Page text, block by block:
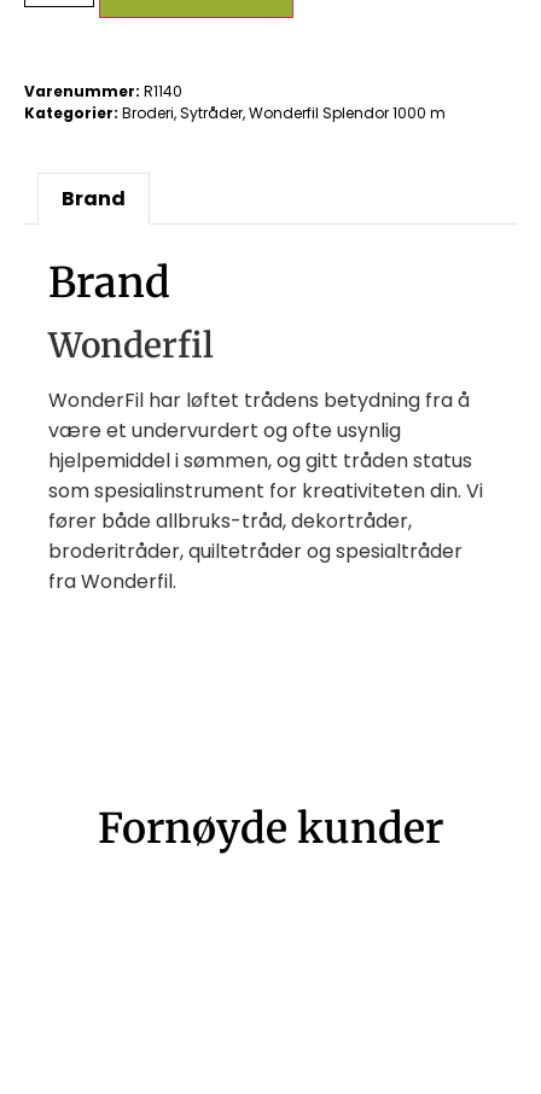
Varenummer: R1140
Kategorier: Broderi,Sytråder,Wonderfil Splendor 1000 m
Brand
Brand
Wonderfil
WonderFil har løftet trådens betydning fra å
være et undervurdert og ofte usynlig
hjelpemiddel i sømmen, og gitt tråden status
som spesialinstrument for kreativiteten din. Vi
fører både allbruks-tråd, dekortråder,
broderitråder, quiltetråder og spesialtråder
fra Wonderfil.
Fornøyde kunder